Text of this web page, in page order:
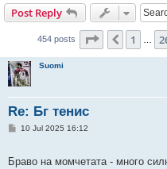
Post Reply
454 posts Page 28 of 46
1
Suomi
Re: Бг тенис
P10 Jul 2025 16:12
Браво на момчетата - много